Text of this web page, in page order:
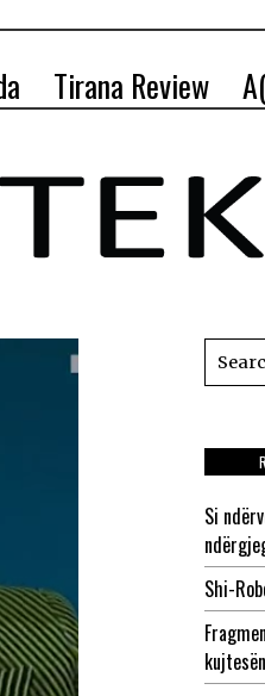
Tirana Review A(
Si
Shi-